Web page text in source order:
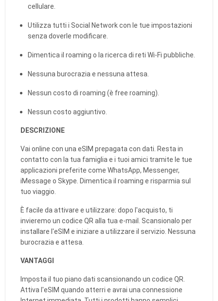
cellulare.
Utilizza tutti i Social Network con le tue impostazioni
senza doverle modificare.
Dimentica il roaming o la ricerca di reti Wi-Fi pubbliche.
Nessuna burocrazia e nessuna attesa.
Nessun costo di roaming (è free roaming).
Nessun costo aggiuntivo.
DESCRIZIONE
Vai online con una eSIM prepagata con dati. Resta in
contatto con la tua famiglia e i tuoi amici tramite le tue
applicazioni preferite come WhatsApp, Messenger,
iMessage o Skype. Dimentica il roaming e risparmia sul
tuo viaggio.
È facile da attivare e utilizzare: dopo l'acquisto, ti
invieremo un codice QR alla tua e-mail. Scansionalo per
installare l'eSIM e iniziare a utilizzare il servizio. Nessuna
burocrazia e attesa.
VANTAGGI
Imposta il tuo piano dati scansionando un codice QR.
Attiva l'eSIM quando atterri e avrai una connessione